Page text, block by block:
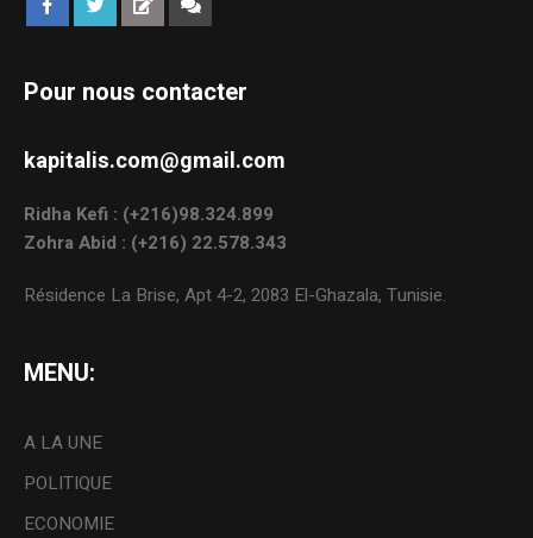
Pour nous contacter
kapitalis.com@gmail.com
Ridha Kefi : (+216)98.324.899
Zohra Abid : (+216) 22.578.343
Résidence La Brise, Apt 4-2, 2083 El-Ghazala, Tunisie.
MENU:
A LA UNE
POLITIQUE
ECONOMIE